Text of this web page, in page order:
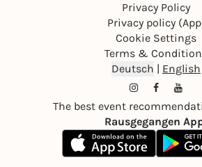
Privacy Policy
Privacy policy
Cookie Settings
Terms &
Deutsch | English
The best event
Rausgegangen